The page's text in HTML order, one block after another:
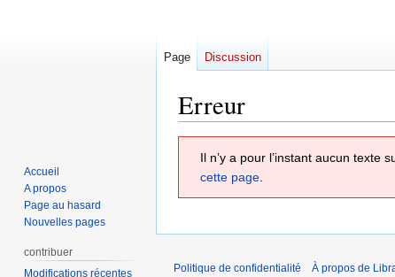
Erreur
Il n’y a pour l’instant aucun texte
cette page.
Page Discussion
Accueil
A propos
Page au hasard
Nouvelles pages
contribuer
Modifications récentes
Politique de confidentialité À propos de